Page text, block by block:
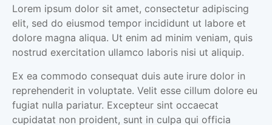
Lorem ipsum dolor sit amet, consectetur adipiscing
elit, sed do eiusmod tempor incididunt ut labore et
dolore magna aliqua. Ut enim ad minim veniam, quis
nostrud exercitation ullamco laboris nisi ut aliquip.
Ex ea commodo consequat duis aute irure dolor in
reprehenderit in voluptate. Velit esse cillum dolore eu
fugiat nulla pariatur. Excepteur sint occaecat
cupidatat non proident, sunt in culpa qui officia